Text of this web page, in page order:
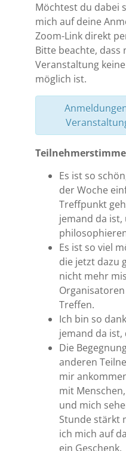
Möchtest du dabei
mich auf deine
Zoom-Link direkt
Bitte beachte, dass
Veranstaltung
möglich ist.
Es ist so
der Woche
Treffpunkt
jemand da
Es ist so viel
die jetzt dazu
nicht mehr
Treffen.
Ich bin so
jemand da
Die
anderen
mir
mit
und mich
Stunde stärkt
ich mich auf
ein Geschenk.